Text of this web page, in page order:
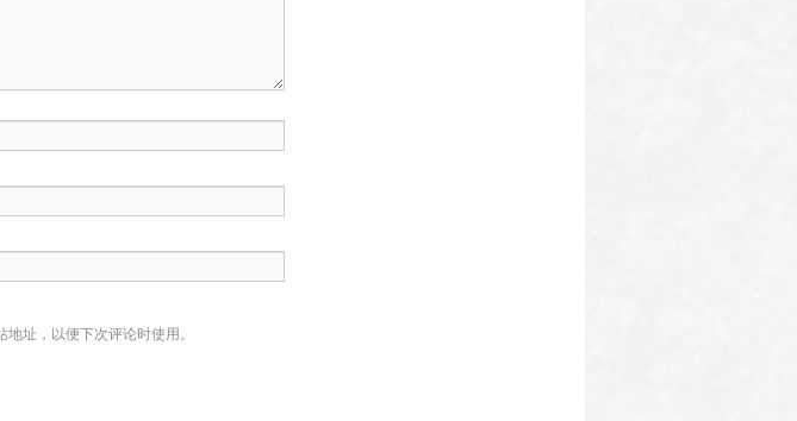
址，以便下次评论时使用。